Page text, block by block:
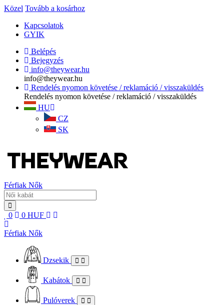
Közel Tovább a kosárhoz
Kapcsolatok
GYIK
Belépés
Bejegyzés
info@theywear.hu
info@theywear.hu
Rendelés nyomon követése / reklamáció / visszaküldés
Rendelés nyomon követése / reklamáció / visszaküldés
HU
CZ
SK
Férfiak Nők
0 0 HUF
Férfiak Nők
Dzsekik
Kabátok
Pulóverek